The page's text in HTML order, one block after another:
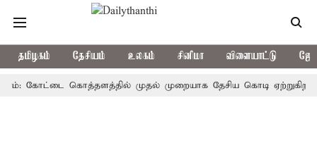
தமிழகம் தேசியம் உலகம் சினிமா விளையாட்டு
கொத்தளத்தில் முதல் முறையாக தேசிய கொடி ஏற்றுகிறார்,